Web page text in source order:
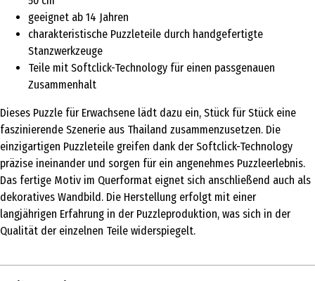
geeignet ab 14 Jahren
charakteristische Puzzleteile durch handgefertigte
Stanzwerkzeuge
Teile mit Softclick-Technology für einen passgenauen
Zusammenhalt
Dieses Puzzle für Erwachsene lädt dazu ein, Stück für Stück eine
faszinierende Szenerie aus Thailand zusammenzusetzen. Die
einzigartigen Puzzleteile greifen dank der Softclick-Technology
präzise ineinander und sorgen für ein angenehmes Puzzleerlebnis.
Das fertige Motiv im Querformat eignet sich anschließend auch als
dekoratives Wandbild. Die Herstellung erfolgt mit einer
langjährigen Erfahrung in der Puzzleproduktion, was sich in der
Qualität der einzelnen Teile widerspiegelt.